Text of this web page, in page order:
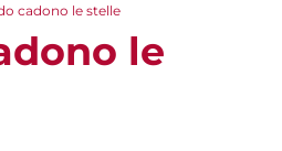
cadono le stelle
le